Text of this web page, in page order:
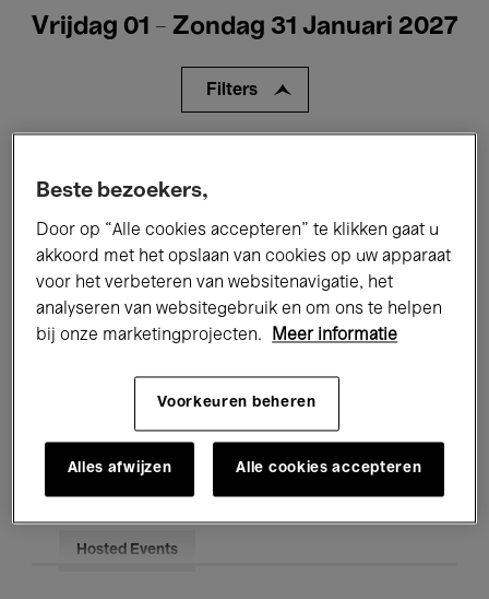
Vrijdag 01 - Zondag 31 Januari 2027
Filters
Performances Lezingen & Debatten
Jazz Klassieke Muziek Global Music
Onderwijs Rondleidingen
Hosted Events
Beste bezoekers,
Door op “Alle cookies accepteren” te klikken gaat u
akkoord met het opslaan van cookies op uw apparaat
voor het verbeteren van websitenavigatie, het
analyseren van websitegebruik en om ons te helpen
bij onze marketingprojecten.
Meer informatie
Voorkeuren beheren
Alles afwijzen Alle cookies accepteren